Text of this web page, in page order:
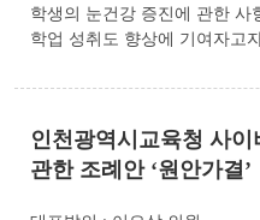
학생의 눈건강 증진에 관한 사
학업 성취도 향상에 기여자고
인천광역시교육청 사이
관한 조례안 ‘원안가결’